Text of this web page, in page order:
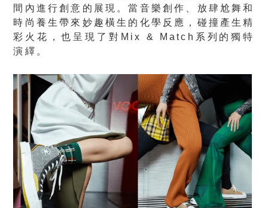
間內進行創意的展現。當音樂創作、放肆尬舞和
時尚養生帶來妙趣橫生的化學反應，碰撞產生精
彩火花，也呈現了對Mix & Match系列的獨特
演繹。